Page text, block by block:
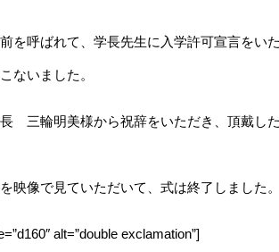
を呼ばれて、学長先生に入学許可宣言をいた
ないました。
三輪明美様から祝辞をいただき、頂戴し
映像で見ていただいて、式は終了しました。
alt=”double exclamation”]